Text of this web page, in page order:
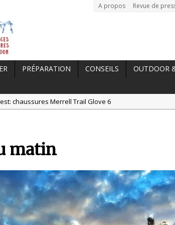
A propos Revue de
PRÉPARATION CONSEILS OUTDOOR
chaussures Merrell Trail Glove 6
chaussures de running Altra Rivera 2
matin